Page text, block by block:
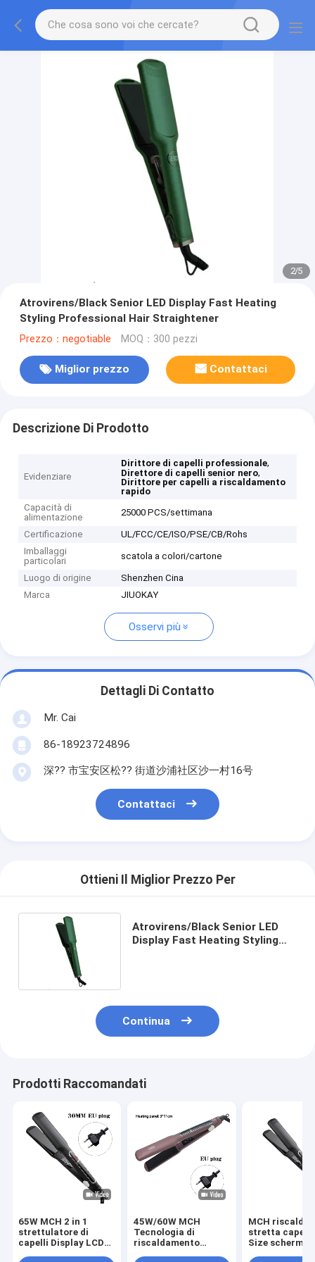
2/5
Atrovirens/Black Senior LED Display Fast Heating
Styling Professional Hair Straightener
Prezzo：negotiable MOQ：300 pezzi
Miglior prezzo Contattaci
Descrizione Di Prodotto
Evidenziare
Dirittore di capelli professionale,
Direttore di capelli senior nero,
Dirittore per capelli a riscaldamento
rapido
Capacità di
alimentazione
25000 PCS/settimana
Certificazione
UL/FCC/CE/ISO/PSE/CB/Rohs
Imballaggi
particolari
scatola a colori/cartone
Luogo di origine
Shenzhen Cina
Marca
JIUOKAY
Osservi più
Dettagli Di Contatto
Mr. Cai
86-18923724896
深?? 市宝安区松?? 街道沙浦社区沙一村16号
Contattaci
Ottieni Il Miglior Prezzo Per
Atrovirens/Black Senior LED
Display Fast Heating Styling
Continua
Prodotti Raccomandati
65W MCH 2 in 1
strettulatore di
capelli Display LCD
45W/60W MCH
Tecnologia di
riscaldamento
MCH
stretta
Size schermo